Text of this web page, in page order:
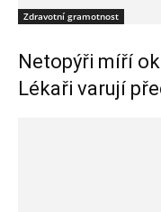
Zdravotní gramotnost
Netopýři míří
Lékaři varují